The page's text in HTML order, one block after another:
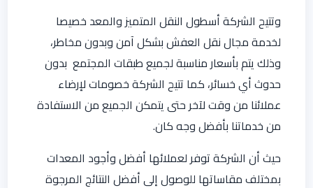
وتتيح الشركة أسطول النقل المتميز والمعد خصيصا
لخدمة مجال نقل العفش بشكل آمن وبدون مخاطر،
وذلك يتم بأسعار مناسبة لجميع طبقات المجتمع بدون
حدوث أي خسائر، كما تتيح الشركة خصومات لإرضاء
عملائنا من وقت لآخر حتى يتمكن الجميع من الاستفادة
من خدماتنا بأفضل وجه كان.
حيث أن الشركة توفر لعملائها أفضل وأجود المعدات
بمختلف مقاساتها للوصول إلى أفضل النتائج المرجوة